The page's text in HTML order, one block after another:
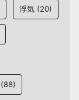
浮気 (20)
(88)